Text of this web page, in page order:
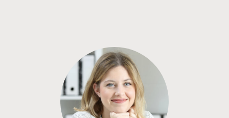
до 30 лет
платёж
324 132 руб.
Подать заявку